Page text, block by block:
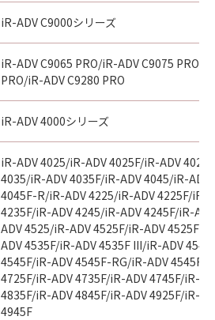
iR-ADV C9000シリーズ
iR-ADV C9065 PRO/iR-ADV C9075 PRO/
PRO/iR-ADV C9280 PRO
iR-ADV 4000シリーズ
iR-ADV 4025/iR-ADV 4025F/iR-ADV
4035/iR-ADV 4035F/iR-ADV 4045/iR-ADV
4045F-R/iR-ADV 4225/iR-ADV 4225F/iR-
4235F/iR-ADV 4245/iR-ADV 4245F/iR-
ADV 4525/iR-ADV 4525F/iR-ADV 4525F
ADV 4535F/iR-ADV 4535F III/iR-ADV
4545F/iR-ADV 4545F-RG/iR-ADV 4545F
4725F/iR-ADV 4735F/iR-ADV 4745F/iR-
4835F/iR-ADV 4845F/iR-ADV 4925F/iR-
4945F